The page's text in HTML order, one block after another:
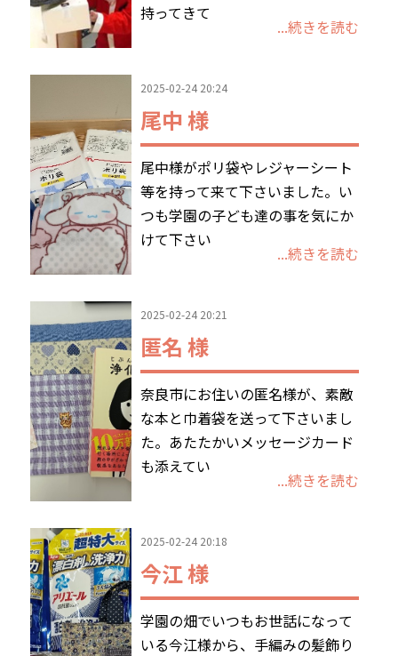
お問合わせ
持ってきて
...続きを読む
2025-02-24 20:24
尾中 様
尾中様がポリ袋やレジャーシート
等を持って来て下さいました。い
つも学園の子ども達の事を気にか
けて下さい
...続きを読む
2025-02-24 20:21
匿名 様
奈良市にお住いの匿名様が、素敵
な本と巾着袋を送って下さいまし
た。あたたかいメッセージカード
も添えてい
...続きを読む
2025-02-24 20:18
今江 様
学園の畑でいつもお世話になって
いる今江様から、手編みの髪飾り